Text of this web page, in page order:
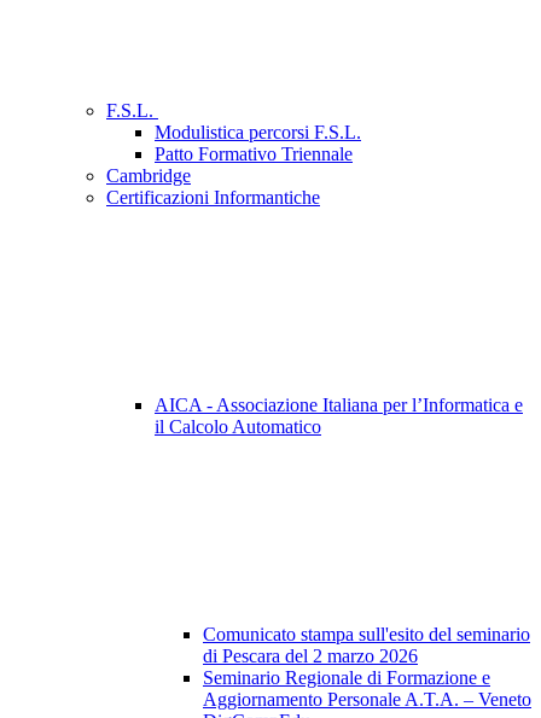
F.S.L.
Modulistica percorsi F.S.L.
Patto Formativo Triennale
Cambridge
Certificazioni Informantiche
AICA - Associazione Italiana per l’Informatica e
il Calcolo Automatico
Comunicato stampa sull'esito del seminario
di Pescara del 2 marzo 2026
Seminario Regionale di Formazione e
Aggiornamento Personale A.T.A. – Veneto